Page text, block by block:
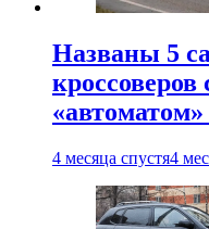
Названы 5
4 месяца спустя4